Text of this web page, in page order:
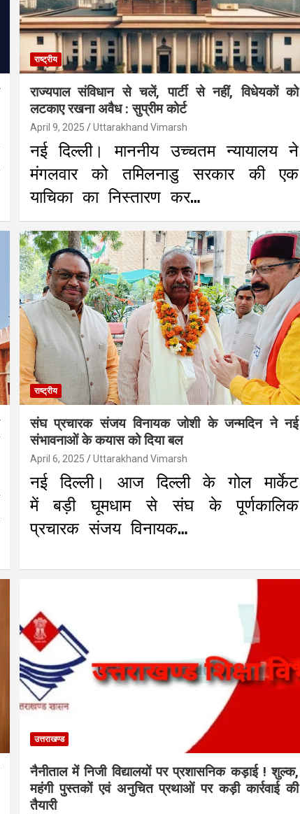
राष्ट्रीय
राज्यपाल संविधान से चलें, पार्टी से नहीं, विधेयकों को
लटकाए रखना अवैध : सुप्रीम कोर्ट
April 9, 2025 Uttarakhand Vimarsh
नई दिल्ली। माननीय उच्चतम न्यायालय ने
मंगलवार को तमिलनाडु सरकार की एक
याचिका का निस्तारण कर…
राष्ट्रीय
संघ प्रचारक संजय विनायक जोशी के जन्मदिन ने नई
संभावनाओं के कयास को दिया बल
April 6, 2025 Uttarakhand Vimarsh
नई दिल्ली। आज दिल्ली के गोल मार्केट
में बड़ी घूमधाम से संघ के पूर्णकालिक
प्रचारक संजय विनायक…
उत्तराखण्ड
नैनीताल में निजी विद्यालयों पर प्रशासनिक कड़ाई ! शुल्क,
महंगी पुस्तकों एवं अनुचित प्रथाओं पर कड़ी कार्रवाई की
तैयारी